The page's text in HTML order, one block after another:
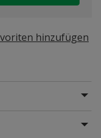
hinzufügen